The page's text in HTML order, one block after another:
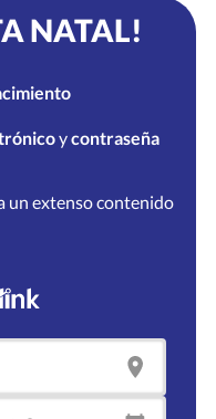
NATAL!
ycontraseña
un extenso contenido